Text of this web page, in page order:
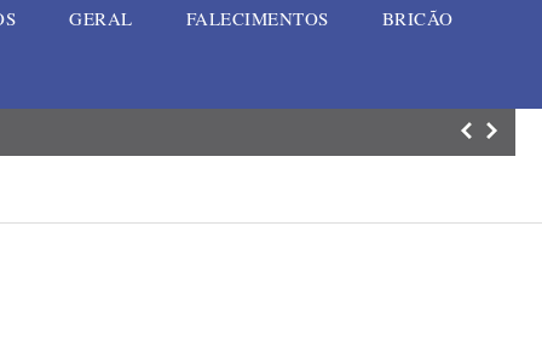
GERAL FALECIMENTOS BRICÃO
Rede